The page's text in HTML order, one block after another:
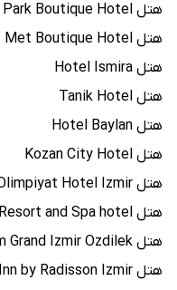
هتل Oglakcioglu Park Boutique Hotel
هتل Met Boutique Hotel
هتل Hotel Ismira
هتل Tanik Hotel
هتل Hotel Baylan
هتل Kozan City Hotel
هتل Olimpiyat Hotel Izmir
هتل Euphoria Aegean Resort and Spa hotel
هتل Wyndham Grand Izmir Ozdilek
هتل Park Inn by Radisson Izmir